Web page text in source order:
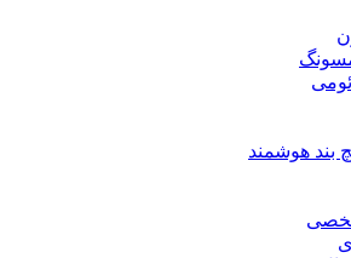
هوشمند